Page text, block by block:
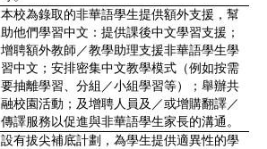
本校為錄取的非華語學生提供額外支援，幫
助他們學習中文：提供課後中文學習支援；
增聘額外教師／教學助理支援非華語學生學
習中文；安排密集中文教學模式（例如按需
要抽離學習、分組／小組學習等）；舉辦共
融校園活動；及增聘人員及／或增購翻譯／
傳譯服務以促進與非華語學生家長的溝通。
設有拔尖補底計劃，為學生提供適異性的學